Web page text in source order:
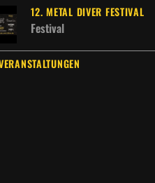
12. METAL DIVER FESTIVAL
Festival